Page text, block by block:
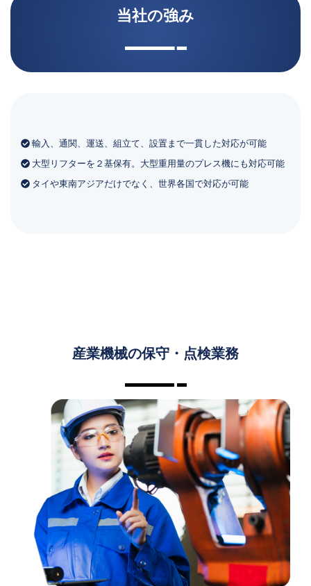
当社の強み
輸入、通関、運送、組立て、設置まで一貫した対応が可能
大型リフターを２基保有。大型重用量のプレス機にも対応可能
タイや東南アジアだけでなく、世界各国で対応が可能
産業機械の保守・点検業務